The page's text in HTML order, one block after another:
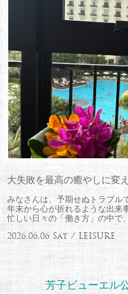
大失敗を最高の癒やしに変
みなさんは、予期せぬトラブル
年末から心が折れるような出来
忙しい日々の「働き方」の中で
2026.06.06 Sat / LEISURE
芳子ビューエル